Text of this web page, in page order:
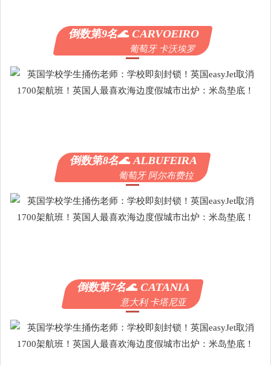
倒数第9名🌊 CARVOEIRO
葡萄牙 卡沃埃罗
倒数第8名🌊 ALBUFEIRA
葡萄牙 阿尔布费拉
倒数第7名🌊 CATANIA
意大利 卡塔尼亚